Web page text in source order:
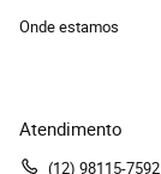
Onde estamos
Atendimento
(12) 98115-7592